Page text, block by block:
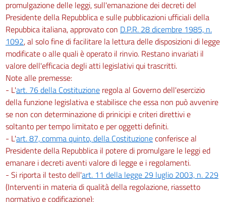
promulgazione delle leggi, sull'emanazione dei decreti del
Presidente della Repubblica e sulle pubblicazioni ufficiali della
Repubbica italiana, approvato con D.P.R. 28 dicembre 1985, n.
1092, al solo fine di facilitare la lettura delle disposizioni di legge
modificate o alle quali è operato il rinvio. Restano invariati il
valore dell'efficacia degli atti legislativi qui trascritti.
Note alle premesse:
- L'art. 76 della Costituzione regola al Governo dell'esercizio
della funzione legislativa e stabilisce che essa non può avvenire
se non con determinazione di prinicipi e criteri direttivi e
soltanto per tempo limitato e per oggetti definiti.
- L'art. 87, comma quinto, della Costituzioneconferisce al
Presidente della Repubblica il potere di promulgare le leggi ed
emanare i decreti aventi valore di legge e i regolamenti.
- Si riporta il testo dell'art. 11 della legge 29 luglio 2003, n. 229
(Interventi in materia di qualità della regolazione, riassetto
normativo e codificazione):